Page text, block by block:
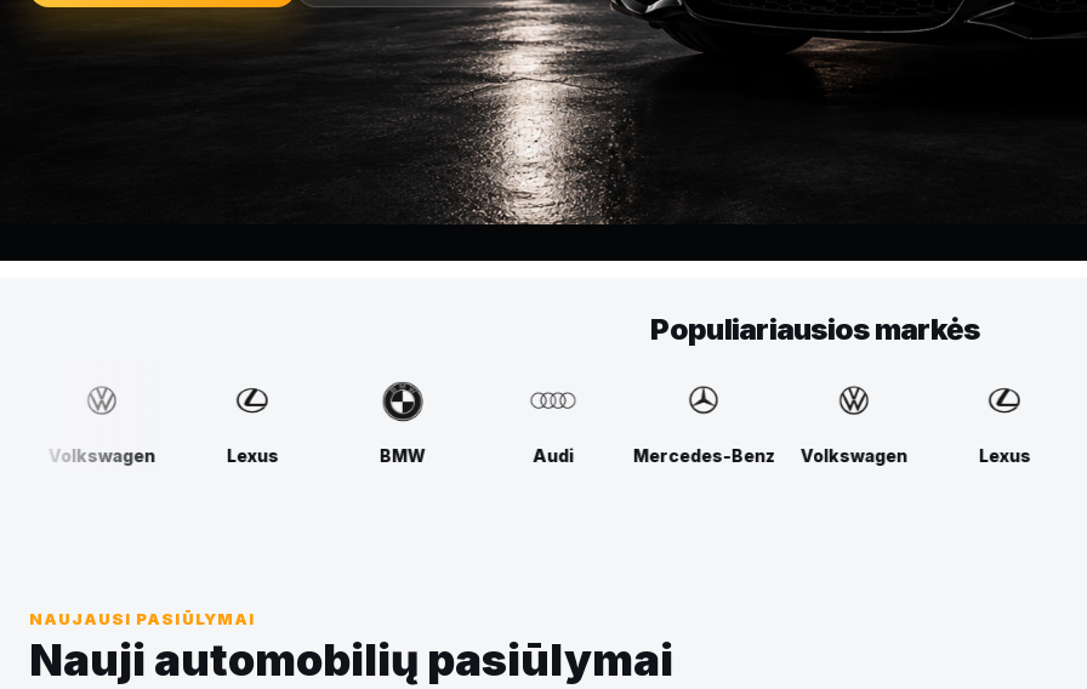
Populiariausios markės
Lexus BMW Audi Mercedes-Benz Volkswagen Lexus BMW
NAUJAUSI PASIŪLYMAI
Nauji automobilių pasiūlymai